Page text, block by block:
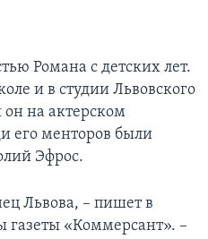
Романа с детских лет.
и в студии Львовского
он на актерском
его менторов были
Эфрос.
Львова, – пишет в
газеты «Коммерсант». –